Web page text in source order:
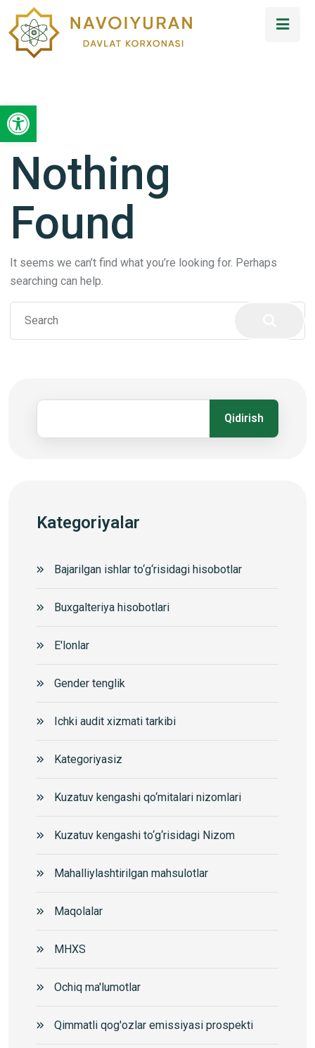
Open toolbar
Nothing
Found
It seems we can’t find what you’re looking for. Perhaps
searching can help.
Qidirish
Kategoriyalar
Bajarilgan ishlar to‘g‘risidagi hisobotlar
Buxgalteriya hisobotlari
E'lonlar
Gender tenglik
Ichki audit xizmati tarkibi
Kategoriyasiz
Kuzatuv kengashi qo‘mitalari nizomlari
Kuzatuv kengashi to‘g‘risidagi Nizom
Mahalliylashtirilgan mahsulotlar
Maqolalar
MHXS
Ochiq ma'lumotlar
Qimmatli qog'ozlar emissiyasi prospekti